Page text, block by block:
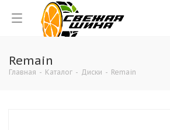
Remain
Главная - Каталог - Диски - Remain